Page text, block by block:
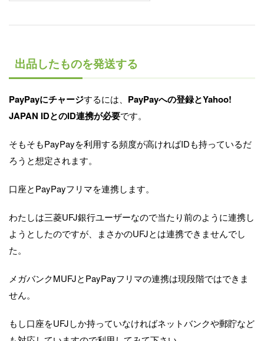
出品したものを発送する
PayPayにチャージするには、 PayPayへの登録とYahoo!
JAPAN IDとのID連携が必要です。
そもそもPayPayを利用する頻度が高ければIDも持っているだ
ろうと想定されます。
口座とPayPayフリマを連携します。
わたしは三菱UFJ銀行ユーザーなので当たり前のように連携し
ようとしたのですが、まさかのUFJとは連携できませんでし
た。
メガバンクMUFJとPayPayフリマの連携は現段階ではできま
せん。
もし口座をUFJしか持っていなければネットバンクや郵貯など